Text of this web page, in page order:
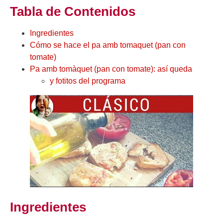
Tabla de Contenidos
Ingredientes
Cómo se hace el pa amb tomaquet (pan con
tomate)
Pa amb tomàquet (pan con tomate): así queda
y fotitos del programa
Ingredientes